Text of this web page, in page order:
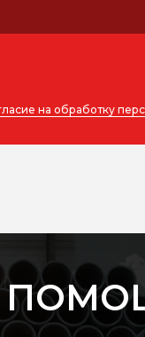
на обработку